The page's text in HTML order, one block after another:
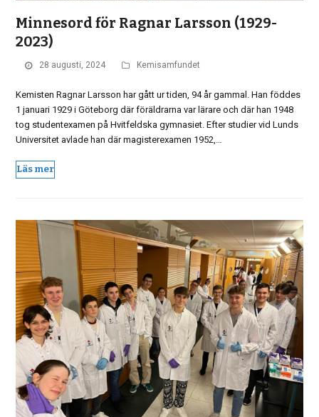
Minnesord för Ragnar Larsson (1929-
2023)
28 augusti, 2024 Kemisamfundet
Kemisten Ragnar Larsson har gått ur tiden, 94 år gammal. Han föddes
1 januari 1929 i Göteborg där föräldrarna var lärare och där han 1948
tog studentexamen på Hvitfeldska gymnasiet. Efter studier vid Lunds
Universitet avlade han där magisterexamen 1952,…
Läs mer